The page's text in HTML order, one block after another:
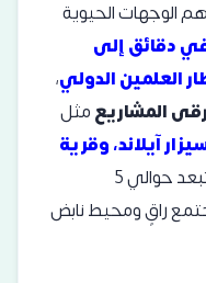
الوجهات الحيوية
دقائق إلى
العلمين الدولي،
المشاريعمثل
آيلاند، وقرية
التي تبعد حوالي 5
راقٍ ومحيط نابض